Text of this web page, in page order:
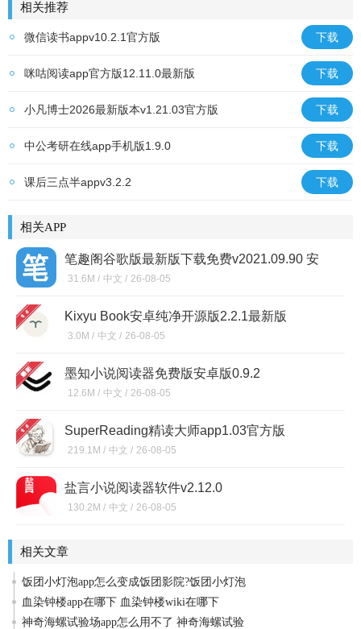
相关推荐
微信读书appv10.2.1官方版 下载
咪咕阅读app官方版12.11.0最新版 下载
小凡博士2026最新版本v1.21.03官方版 下载
中公考研在线app手机版1.9.0 下载
课后三点半appv3.2.2 下载
相关APP
笔趣阁谷歌版最新版下载免费v2021.09.90 安
卓版
31.6M / 中文 / 26-08-05
Kixyu Book安卓纯净开源版2.2.1最新版
3.0M / 中文 / 26-08-05
墨知小说阅读器免费版安卓版0.9.2
12.6M / 中文 / 26-08-05
SuperReading精读大师app1.03官方版
219.1M / 中文 / 26-08-05
盐言小说阅读器软件v2.12.0
130.2M / 中文 / 26-08-05
相关文章
饭团小灯泡app怎么变成饭团影院?饭团小灯泡
血染钟楼app在哪下 血染钟楼wiki在哪下
神奇海螺试验场app怎么用不了 神奇海螺试验